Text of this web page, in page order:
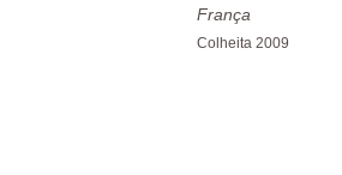
França
Colheita 2009